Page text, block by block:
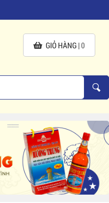
GIỎ HÀNG |0